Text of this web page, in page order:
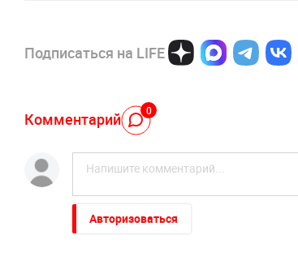
Подписаться на LIFE
Комментарий 0
Авторизоваться